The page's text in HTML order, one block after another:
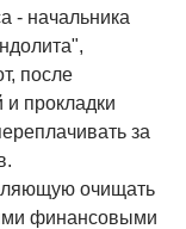
- начальника
после
и прокладки
за
очищать
финансовыми